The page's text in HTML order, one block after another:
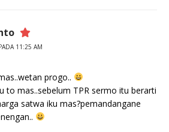
11:25 AM
progo..
to mas..sebelum TPR sermo itu berarti
satwa iku mas?pemandangane